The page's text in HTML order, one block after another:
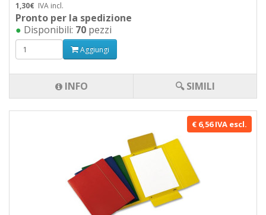
1,30€ IVA incl.
Pronto per la spedizione
● Disponibili: 70 pezzi
Aggiungi
INFO 🔍 SIMILI
€ 6,56 IVA escl.